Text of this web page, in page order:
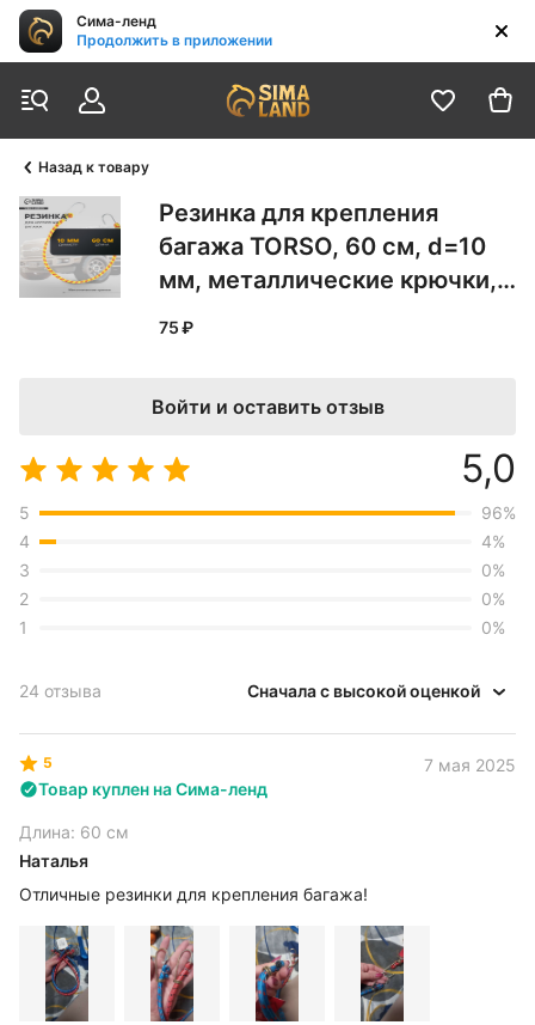
Сима-ленд
Продолжить в приложении
Назад к товару
Резинка для крепления
багажа TORSO, 60 см, d=10
мм, металлические крючки,
МИКС 4452579
75 ₽
Войти и оставить отзыв
5,0
5 96%
4
4%
3
0%
2
0%
1
0%
24 отзыва Сначала с высокой оценкой
5
7 мая 2025
Товар куплен на Сима-ленд
Длина: 60 см
Наталья
Отличные резинки для крепления багажа!